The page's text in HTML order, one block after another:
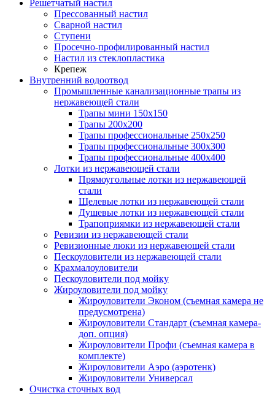
Решетчатый настил
Прессованный настил
Сварной настил
Ступени
Просечно-профилированный настил
Настил из стеклопластика
Крепеж
Внутренний водоотвод
Промышленные канализационные трапы из
нержавеющей стали
Трапы мини 150х150
Трапы 200х200
Трапы профессиональные 250х250
Трапы профессиональные 300х300
Трапы профессиональные 400х400
Лотки из нержавеющей стали
Прямоугольные лотки из нержавеющей
стали
Щелевые лотки из нержавеющей стали
Душевые лотки из нержавеющей стали
Трапоприямки из нержавеющей стали
Ревизии из нержавеющей стали
Ревизионные люки из нержавеющей стали
Пескоуловители из нержавеющей стали
Крахмалоуловители
Пескоуловители под мойку
Жироуловители под мойку
Жироуловители Эконом (съемная камера не
предусмотрена)
Жироуловители Стандарт (съемная камера-
доп. опция)
Жироуловители Профи (съемная камера в
комплекте)
Жироуловители Аэро (аэротенк)
Жироуловители Универсал
Очистка сточных вод